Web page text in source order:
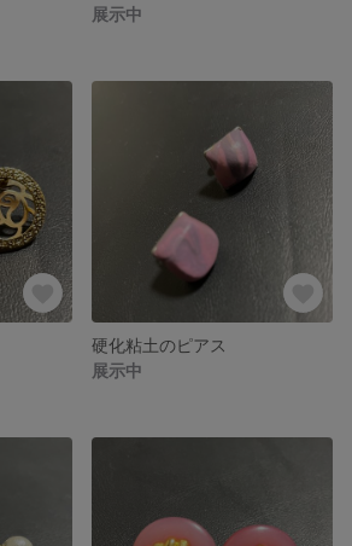
展示中
硬化粘土のピアス
展示中